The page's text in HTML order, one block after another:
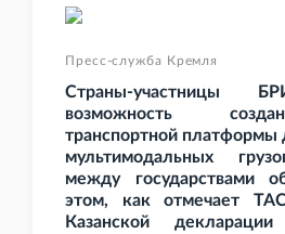
Пресс-служба Кремля
Страны-участницы
возможность
транспортной платформы
мультимодальных
между государствами
этом, как отмечает
Казанской